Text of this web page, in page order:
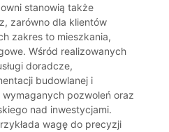
stanowią także
zarówno dla klientów
zakres to mieszkania,
Wśród realizowanych
doradcze,
budowlanej i
pozwoleń oraz
nad inwestycjami.
wagę do precyzji